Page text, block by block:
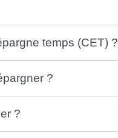
temps (CET) ?
?
?